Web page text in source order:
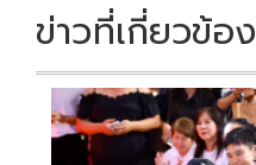
ข่าวที่เกี่ยวข้อง